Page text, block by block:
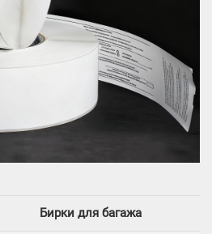
Бирки для багажа